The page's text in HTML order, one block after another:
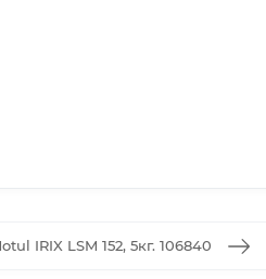
IRIX LSM 152, 5кг. 106840